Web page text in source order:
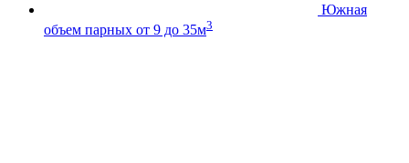
Южная
объем парных от 9 до 35м3